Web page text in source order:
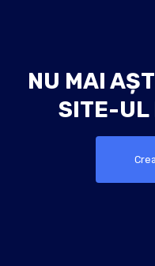
NU MAI
SITE-UL